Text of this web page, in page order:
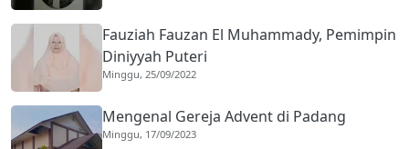
Fauziah Fauzan El Muhammady, Pemimpin
Diniyyah Puteri
Minggu, 25/09/2022
Mengenal Gereja Advent di Padang
Minggu, 17/09/2023